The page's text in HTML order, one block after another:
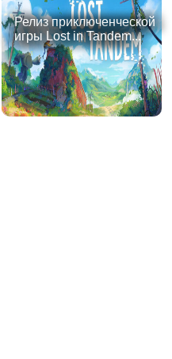
Релиз приключенческой
игры Lost in Tandem...